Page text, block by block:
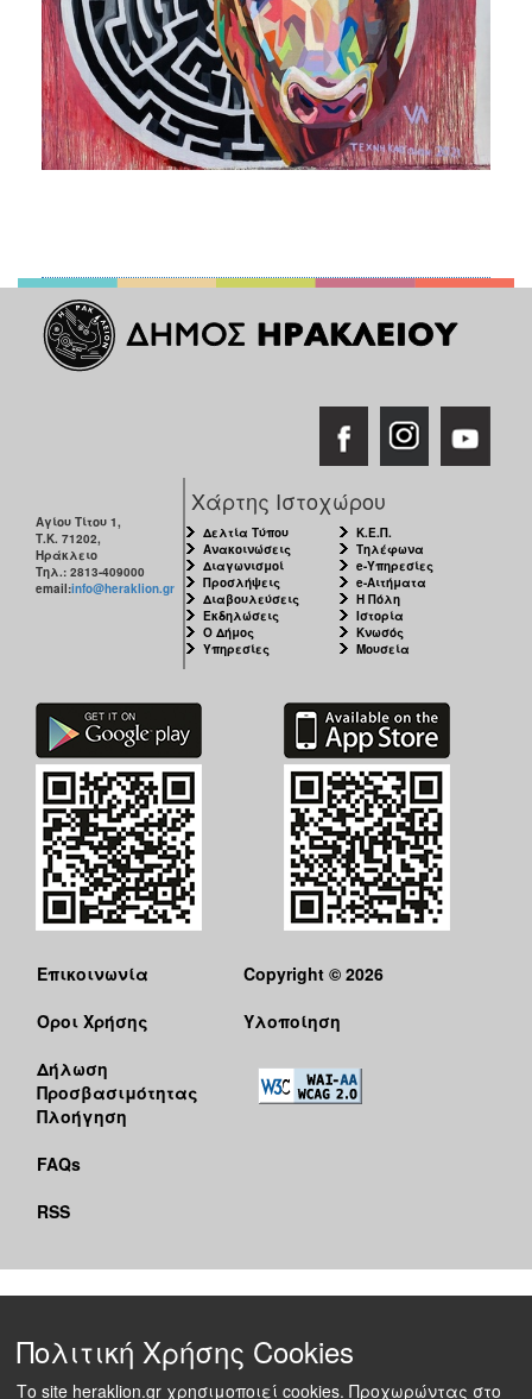
Αγίου Τίτου 1,
Τ.Κ. 71202,
Ηράκλειο
Τηλ.: 2813-409000
email:info@heraklion.gr
Χάρτης Ιστοχώρου
Δελτία Τύπου
Ανακοινώσεις
Διαγωνισμοί
Προσλήψεις
Διαβουλεύσεις
Εκδηλώσεις
Ο Δήμος
Υπηρεσίες
Κ.Ε.Π.
Τηλέφωνα
e-Υπηρεσίες
e-Αιτήματα
Η Πόλη
Ιστορία
Κνωσός
Μουσεία
Επικοινωνία
Όροι Χρήσης
Δήλωση
Προσβασιμότητας
Πλοήγηση
FAQs
RSS
Copyright © 2026
Υλοποίηση
Πολιτική Χρήσης Cookies
Το site heraklion.gr χρησιμοποιεί cookies. Προχωρώντας στο